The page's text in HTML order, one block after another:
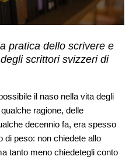
pratica dello scrivere e
scrittori svizzeri di
il naso nella vita degli
ragione, delle
decennio fa, era spesso
di peso: non chiedete allo
tanto meno chiedetegli conto